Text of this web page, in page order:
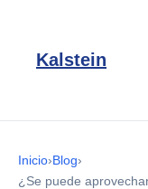
Kalstein
Inicio›Blog›
¿Se puede